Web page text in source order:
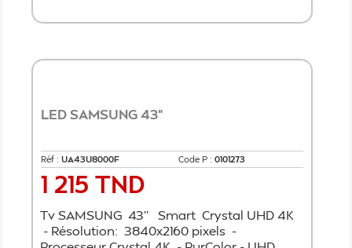
LED SAMSUNG 43"
Réf : UA43U8000F Code P : 0101273
Prix
1 215 TND
Tv SAMSUNG 43'' Smart Crystal UHD 4K
- Résolution: 3840x2160 pixels -